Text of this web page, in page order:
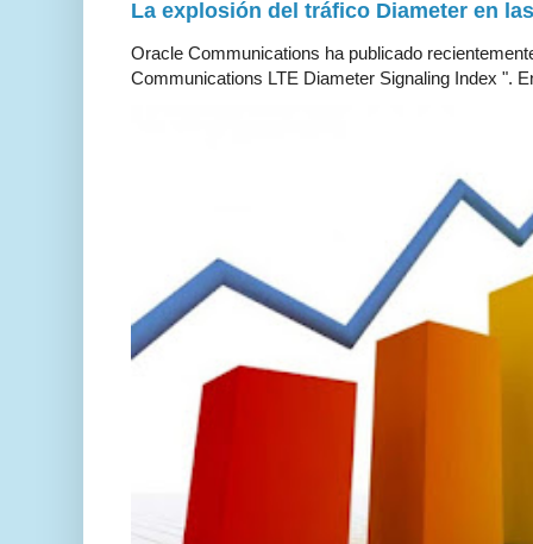
La explosión del tráfico Diameter en
Oracle Communications ha publicado
Communications LTE Diameter Signaling Index ".